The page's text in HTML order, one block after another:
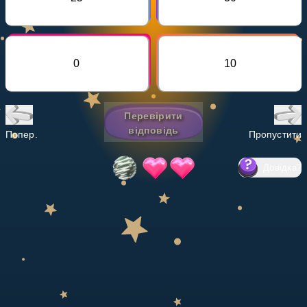
НАВЧАЛЬНИЙ ПЛАН
0 10
Попер.
Перевірити
відповідь
Пропустити
?